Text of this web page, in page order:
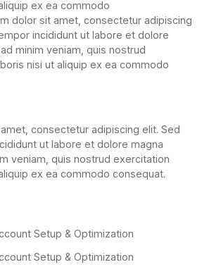
ex ea commodo
dolor sit amet, consectetur adipiscing
incididunt ut labore et dolore
minim veniam, quis nostrud
nisi ut aliquip ex ea commodo
consectetur adipiscing elit. Sed
ut labore et dolore magna
veniam, quis nostrud exercitation
ex ea commodo consequat.
Setup & Optimization
Setup & Optimization